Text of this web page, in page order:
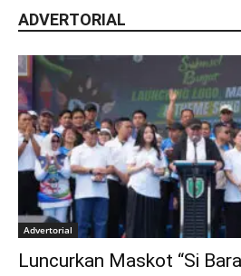
ADVERTORIAL
Advertorial
Luncurkan Maskot “Si